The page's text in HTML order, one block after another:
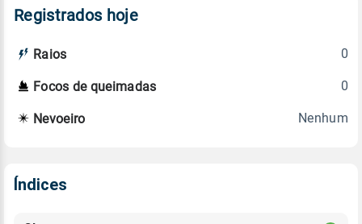
Registrados hoje
Raios 0
Focos de queimadas 0
Nevoeiro Nenhum
Índices